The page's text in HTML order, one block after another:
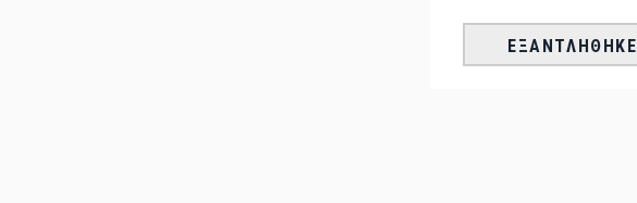
ΕΞΑΝΤΛΉΘΗΚΕ